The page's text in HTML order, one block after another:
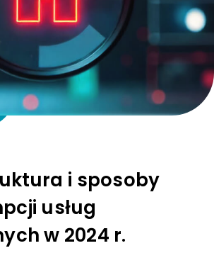
i sposoby
usług
w 2024 r.